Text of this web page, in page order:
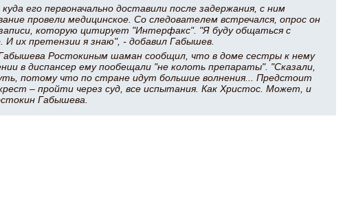
его первоначально доставили после задержания, с ним
провели медицинское. Со следователем встречался, опрос он
которую цитирует "Интерфакс". "Я буду общаться с
И их претензии я знаю", - добавил Габышев.
Габышева Ростокиным шаман сообщил, что в доме сестры к нему
в диспансер ему пообещали "не колоть препараты". "Сказали,
потому что по стране идут большие волнения... Предстоит
– пройти через суд, все испытания. Как Христос. Может, и
Габышева.